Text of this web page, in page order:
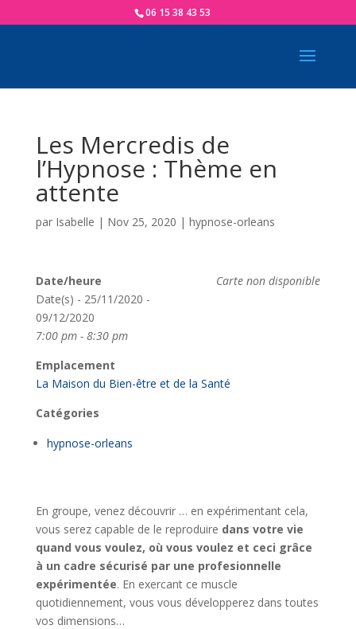
06 15 38 43 53
Les Mercredis de
l’Hypnose : Thème en
attente
par Isabelle | Nov 25, 2020 | hypnose-orleans
Carte non disponible
Date/heure
Date(s) - 25/11/2020 -
09/12/2020
7:00 pm - 8:30 pm
Emplacement
La Maison du Bien-être et de la Santé
Catégories
hypnose-orleans
En groupe, venez découvrir … en expérimentant cela,
vous serez capable de le reproduire dans votre vie
quand vous voulez, où vous voulez et ceci grâce
à un cadre sécurisé par une profesionnelle
expérimentée. En exercant ce muscle
quotidiennement, vous vous développerez dans toutes
vos dimensions…